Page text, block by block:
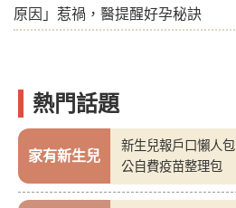
原因」惹禍，醫提醒好孕秘訣
熱門話題
家有新生兒
新生兒報戶口懶人包
公自費疫苗整理包